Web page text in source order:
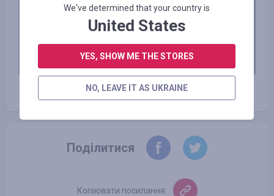
Поділитися
Копіювати посилання
We've determined that your country is
United States
YES, SHOW ME THE STORES
NO, LEAVE IT AS UKRAINE